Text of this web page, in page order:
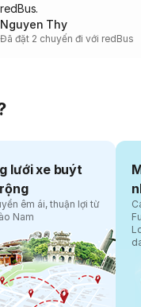
redBus.
Nguyen Thy
Đã đặt 2 chuyến đi với redBus
lưới xe buýt
êm ái, thuận lợi từ
Nam